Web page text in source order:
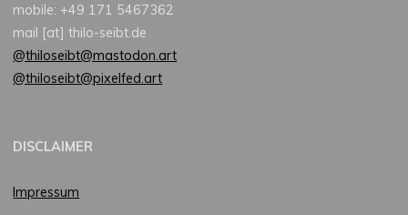
mobile: +49 171 5467362
mail [at] thilo-seibt.de
@thiloseibt@mastodon.art
@thiloseibt@pixelfed.art
DISCLAIMER
Impressum